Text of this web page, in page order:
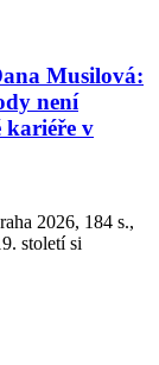
Musilová:
není
kariéře v
2026, 184 s.,
století si